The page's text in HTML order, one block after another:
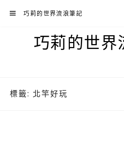
巧莉的世界流浪筆記
巧莉的世界
標籤: 北竿好玩